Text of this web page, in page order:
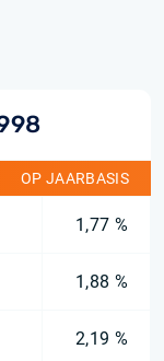
OP JAARBASIS
1,77 %
1,88 %
2,19 %